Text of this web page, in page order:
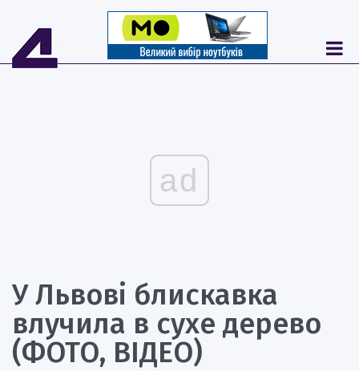
ad
У Львові блискавка
влучила в сухе дерево
(ФОТО, ВІДЕО)